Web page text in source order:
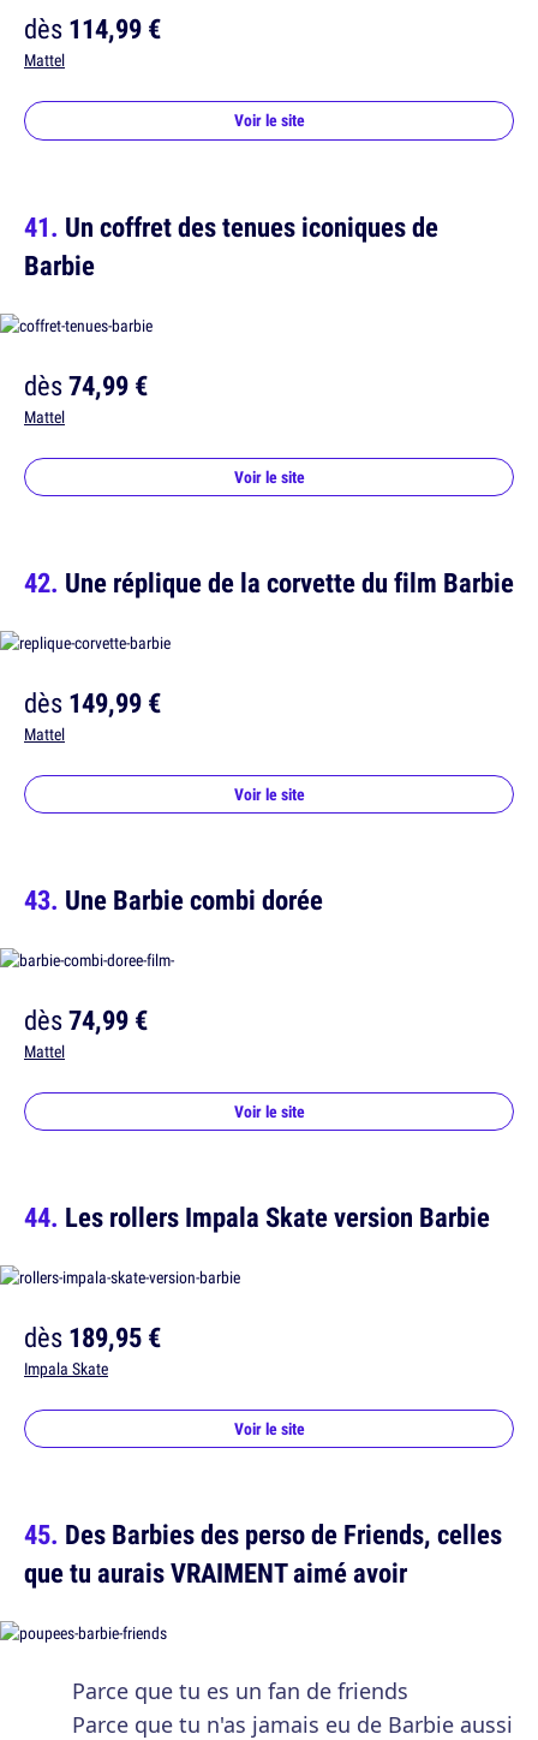
dès114,99 €
Mattel
Voir le site
Un coffret des tenues iconiques de
Barbie
dès74,99 €
Mattel
Voir le site
Une réplique de la corvette du film Barbie
dès149,99 €
Mattel
Voir le site
Une Barbie combi dorée
dès74,99 €
Mattel
Voir le site
Les rollers Impala Skate version Barbie
dès189,95 €
Impala Skate
Voir le site
Des Barbies des perso de Friends, celles
que tu aurais VRAIMENT aimé avoir
Parce que tu es un fan de friends
Parce que tu n'as jamais eu de Barbie aussi